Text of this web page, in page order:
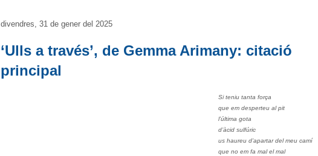
divendres, 31 de gener del 2025
‘Ulls a través’, de Gemma Arimany: citació
principal
Si teniu tanta força
que em desperteu al pit
l’última gota
d’àcid sulfúric
us haureu d’apartar del meu camí
que no em fa mal el mal